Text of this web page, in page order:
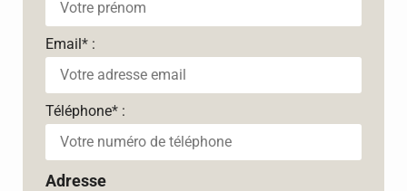
Email* :
Téléphone* :
Adresse